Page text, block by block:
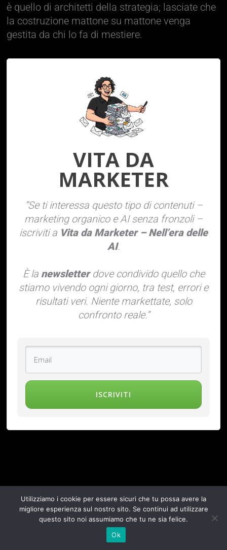
è quello di architetti della strategia; lasciate che
la costruzione mattone su mattone venga
gestita da chi lo fa di mestiere.
VITA DA
MARKETER
“Se ti interessa questo tipo di contenuti –
marketing organico e AI senza fronzoli –
iscriviti a Vita da Marketer – Nell’era delle
AI.
È la newsletterdove condivido quello che
stiamo vivendo ogni giorno, tra test, errori e
risultati veri. Niente markettate, solo
confronto reale.”
ISCRIVITI
Utilizziamo i cookie per essere sicuri che tu possa avere la
migliore esperienza sul nostro sito. Se continui ad utilizzare
questo sito noi assumiamo che tu ne sia felice.
Ok